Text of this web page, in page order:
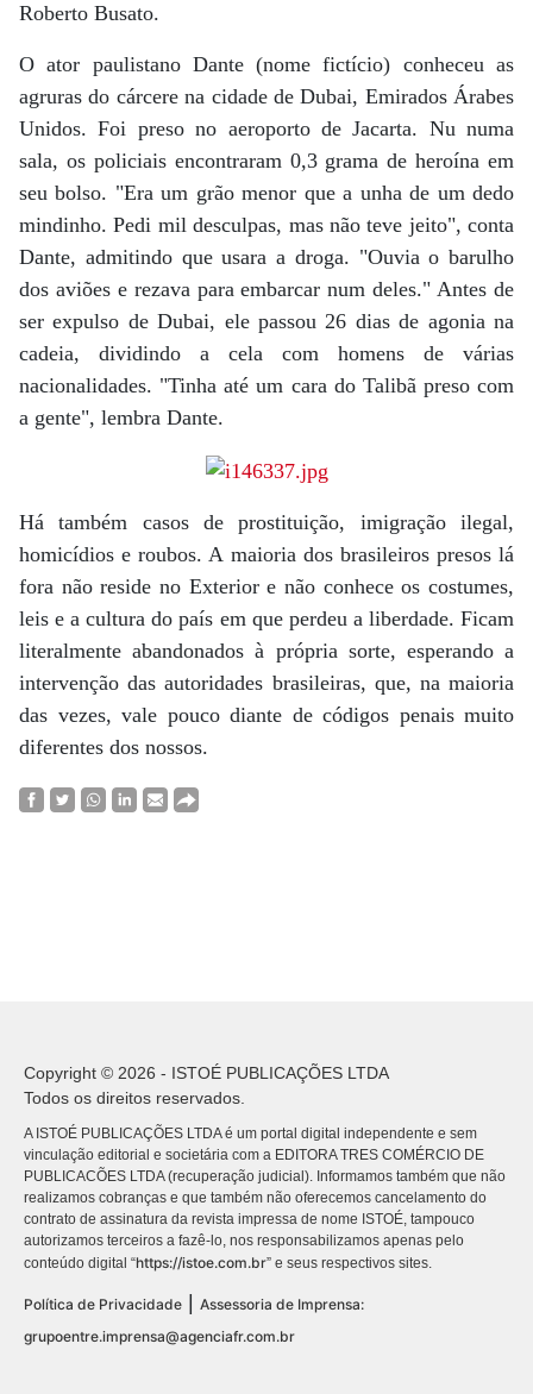
Roberto Busato.
O ator paulistano Dante (nome fictício) conheceu as
agruras do cárcere na cidade de Dubai, Emirados Árabes
Unidos. Foi preso no aeroporto de Jacarta. Nu numa
sala, os policiais encontraram 0,3 grama de heroína em
seu bolso. "Era um grão menor que a unha de um dedo
mindinho. Pedi mil desculpas, mas não teve jeito", conta
Dante, admitindo que usara a droga. "Ouvia o barulho
dos aviões e rezava para embarcar num deles." Antes de
ser expulso de Dubai, ele passou 26 dias de agonia na
cadeia, dividindo a cela com homens de várias
nacionalidades. "Tinha até um cara do Talibã preso com
a gente", lembra Dante.
Há também casos de prostituição, imigração ilegal,
homicídios e roubos. A maioria dos brasileiros presos lá
fora não reside no Exterior e não conhece os costumes,
leis e a cultura do país em que perdeu a liberdade. Ficam
literalmente abandonados à própria sorte, esperando a
intervenção das autoridades brasileiras, que, na maioria
das vezes, vale pouco diante de códigos penais muito
diferentes dos nossos.
Copyright © 2026 - ISTOÉ PUBLICAÇÕES LTDA
Todos os direitos reservados.
A ISTOÉ PUBLICAÇÕES LTDA é um portal digital independente e sem
vinculação editorial e societária com a EDITORA TRES COMÉRCIO DE
PUBLICACÕES LTDA (recuperação judicial). Informamos também que não
realizamos cobranças e que também não oferecemos cancelamento do
contrato de assinatura da revista impressa de nome ISTOÉ, tampouco
autorizamos terceiros a fazê-lo, nos responsabilizamos apenas pelo
conteúdo digital “https://istoe.com.br” e seus respectivos sites.
Política de Privacidade | Assessoria de Imprensa:
grupoentre.imprensa@agenciafr.com.br